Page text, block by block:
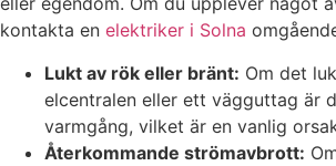
kontakta en elektriker i Solna
Lukt av rök eller bränt: Om det
elcentralen eller ett vägguttag är
varmgång, vilket är en vanlig
Återkommande strömavbrott: